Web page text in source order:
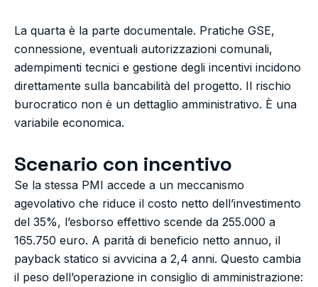
La quarta è la parte documentale. Pratiche GSE,
connessione, eventuali autorizzazioni comunali,
adempimenti tecnici e gestione degli incentivi incidono
direttamente sulla bancabilità del progetto. Il rischio
burocratico non è un dettaglio amministrativo. È una
variabile economica.
Scenario con incentivo
Se la stessa PMI accede a un meccanismo
agevolativo che riduce il costo netto dell’investimento
del 35%, l’esborso effettivo scende da 255.000 a
165.750 euro. A parità di beneficio netto annuo, il
payback statico si avvicina a 2,4 anni. Questo cambia
il peso dell’operazione in consiglio di amministrazione: